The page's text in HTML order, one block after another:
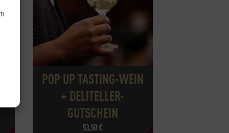
POP UP TASTING-WEIN
+ DELITELLER-
GUTSCHEIN
53,50€